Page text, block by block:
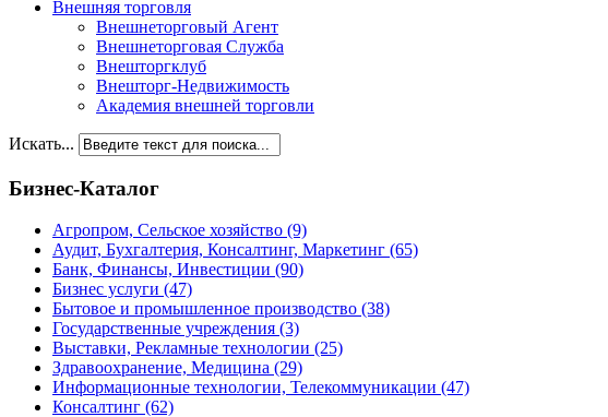
Внешняя торговля
Внешнеторговый Агент
Внешнеторговая Служба
Внешторгклуб
Внешторг-Недвижимость
Академия внешней торговли
Искать...
Бизнес-Каталог
Агропром, Сельское хозяйство (9)
Аудит, Бухгалтерия, Консалтинг, Маркетинг (65)
Банк, Финансы, Инвестиции (90)
Бизнес услуги (47)
Бытовое и промышленное производство (38)
Государственные учреждения (3)
Выставки, Рекламные технологии (25)
Здравоохранение, Медицина (29)
Информационные технологии, Телекоммуникации (47)
Консалтинг (62)